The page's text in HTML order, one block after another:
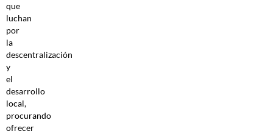
que
luchan
por
la
descentralización
y
el
desarrollo
local,
procurando
ofrecer